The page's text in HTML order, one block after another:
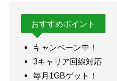
おすすめポイント
キャンペーン中！
3キャリア回線対応
毎月1GBゲット！